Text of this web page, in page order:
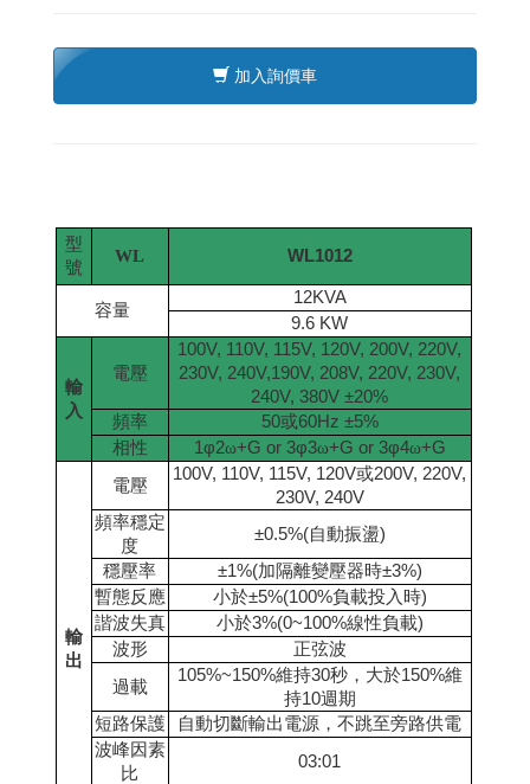
加入詢價車
型
號
WL WL1012
容量
12KVA
9.6 KW
輸
入
電壓
100V, 110V, 115V, 120V, 200V, 220V,
230V, 240V,190V, 208V, 220V, 230V,
240V, 380V ±20%
頻率
50或60Hz ±5%
相性
1 φ2ω+G or 3φ3ω+G or 3φ4ω+G
輸
出
電壓
100V, 110V, 115V, 120V或200V, 220V,
230V, 240V
頻率穩定
度
±0.5%(自動振盪)
穩壓率
±1%(加隔離變壓器時±3%)
暫態反應
小於±5%(100%負載投入時)
諧波失真
小於3%(0~100%線性負載)
波形
正弦波
過載
105%~150%維持30秒，大於150%維
持10週期
短路保護
自動切斷輸出電源，不跳至旁路供電
波峰因素
比
03:01